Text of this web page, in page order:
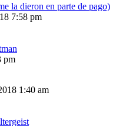
la dieron en parte de pago)
7:58 pm
pm
1:40 am